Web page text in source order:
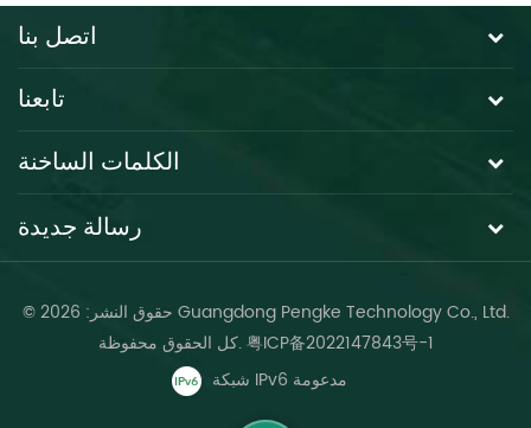
اتصل بنا
تابعنا
الكلمات الساخنة
رسالة جديدة
© حقوق النشر: 2026 Guangdong Pengke Technology Co., Ltd.
كل الحقوق محفوظة.粤ICP备2022147843号-1
شبكة IPv6 مدعومة